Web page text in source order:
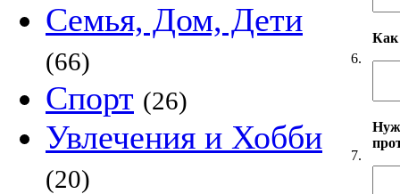
Семья, Дом, Дети
(66)
Спорт (26)
Увлечения и Хобби
(20)
6.
Как
7.